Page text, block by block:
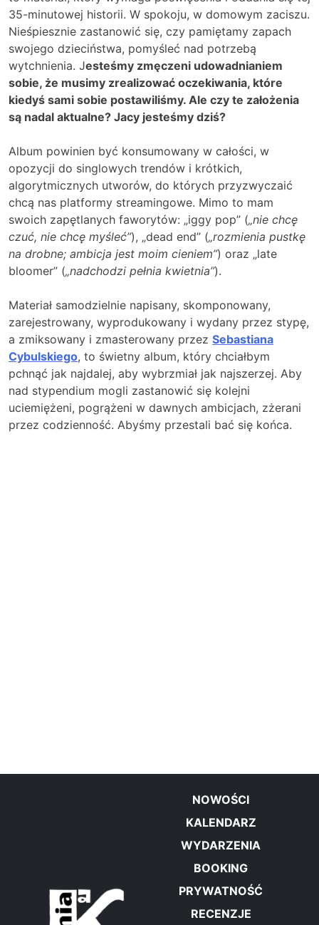
35-minutowej historii. W spokoju, w domowym zaciszu.
Nieśpiesznie zastanowić się, czy pamiętamy zapach
swojego dzieciństwa, pomyśleć nad potrzebą
wytchnienia. Jesteśmy zmęczeni udowadnianiem
sobie, że musimy zrealizować oczekiwania, które
kiedyś sami sobie postawiliśmy. Ale czy te założenia
są nadal aktualne? Jacy jesteśmy dziś?
Album powinien być konsumowany w całości, w
opozycji do singlowych trendów i krótkich,
algorytmicznych utworów, do których przyzwyczaić
chcą nas platformy streamingowe. Mimo to mam
swoich zapętlanych faworytów: „iggy pop” („nie chcę
czuć, nie chcę myśleć”), „dead end” („rozmienia pustkę
na drobne; ambicja jest moim cieniem”) oraz „late
bloomer” („nadchodzi pełnia kwietnia”).
Materiał samodzielnie napisany, skomponowany,
zarejestrowany, wyprodukowany i wydany przez stypę,
a zmiksowany i zmasterowany przez Sebastiana
Cybulskiego, to świetny album, który chciałbym
pchnąć jak najdalej, aby wybrzmiał jak najszerzej. Aby
nad stypendium mogli zastanowić się kolejni
uciemiężeni, pogrążeni w dawnych ambicjach, zżerani
przez codzienność. Abyśmy przestali bać się końca.
NOWOŚCI
KALENDARZ
WYDARZENIA
BOOKING
PRYWATNOŚĆ
RECENZJE